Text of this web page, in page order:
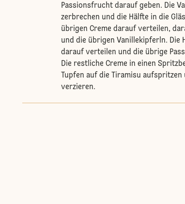
Passionsfrucht darauf geben. Die
zerbrechen und die Hälfte in die
übrigen Creme darauf verteilen,
und die übrigen Vanillekipferln. Die
darauf verteilen und die übrige
Die restliche Creme in einen
Tupfen auf die Tiramisu
verzieren.